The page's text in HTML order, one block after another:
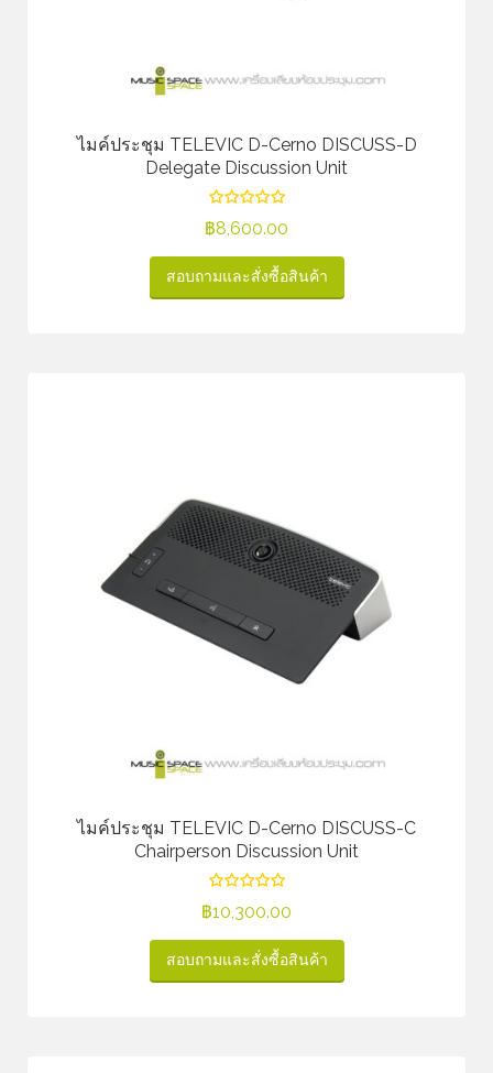
ไมค์ประชุม TELEVIC D-Cerno DISCUSS-D
Delegate Discussion Unit
฿8,600.00
สอบถามและสั่งซื้อสินค้า
ไมค์ประชุม TELEVIC D-Cerno DISCUSS-C
Chairperson Discussion Unit
฿10,300.00
สอบถามและสั่งซื้อสินค้า